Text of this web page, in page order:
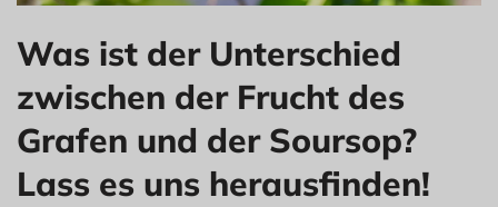
Was ist der Unterschied
zwischen der Frucht des
Grafen und der Soursop?
Lass es uns herausfinden!